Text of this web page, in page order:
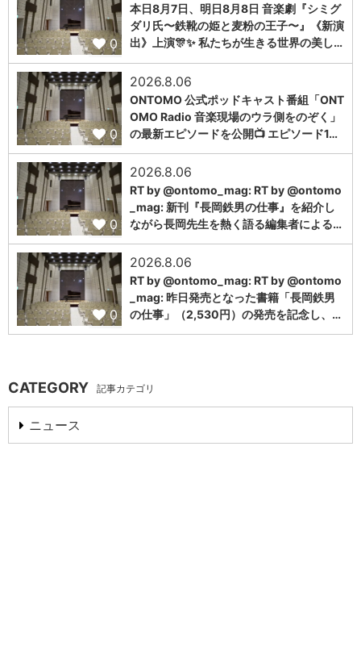
0
本日8月7日、明日8月8日 音楽劇『シミグ
ダリ氏〜鉄靴の姫と麦粉の王子〜』《新演
出》上演🎊✨ 私たちが生きる世界の美し…
0
2026.8.06
ONTOMO 公式ポッドキャスト番組「ONT
OMO Radio 音楽現場のウラ側をのぞく」
の最新エピソードを公開📺 エピソード1…
0
2026.8.06
RT by @ontomo_mag: RT by @ontomo
_mag: 新刊『長岡鉄男の仕事』を紹介し
ながら長岡先生を熱く語る編集者による…
0
2026.8.06
RT by @ontomo_mag: RT by @ontomo
_mag: 昨日発売となった書籍「長岡鉄男
の仕事」（2,530円）の発売を記念し、…
CATEGORY 記事カテゴリ
ニュース